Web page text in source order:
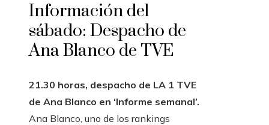
Información del
sábado: Despacho de
Ana Blanco de TVE
21.30 horas, despacho de LA 1 TVE
de Ana Blanco en ‘Informe semanal’.
Ana Blanco, uno de los rankings